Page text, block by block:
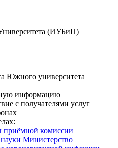
(ИУБиП)
Южного университета
информацию
с получателями услуг
приёмной комиссии
Министерство